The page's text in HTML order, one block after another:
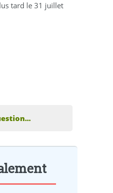
tard le 31 juillet